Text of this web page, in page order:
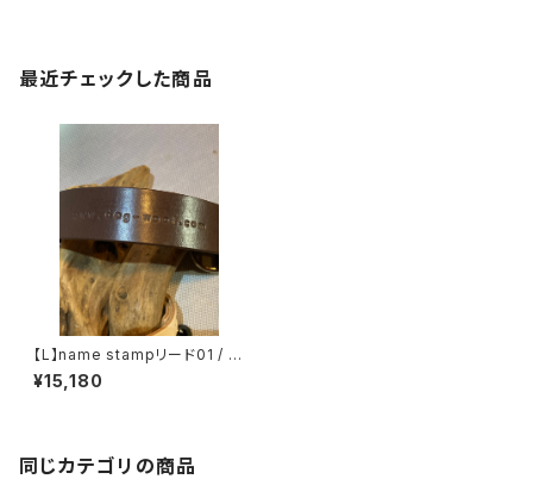
最近チェックした商品
【L】name stampリード01 / 〜
20kg
¥15,180
同じカテゴリの商品